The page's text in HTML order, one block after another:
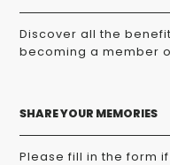
Discover all the
becoming a member
SHARE YOUR MEMORIES
Please fill in the form